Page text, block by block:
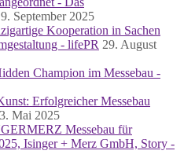
September 2025
Kooperation in Sachen
- lifePR 29. August
Champion im Messebau -
Erfolgreicher Messebau
3. Mai 2025
Messebau für
Isinger + Merz GmbH, Story -